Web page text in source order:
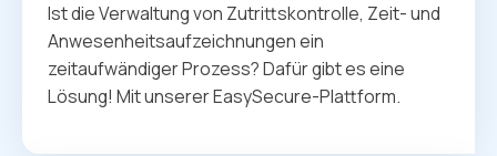
Ist die Verwaltung von Zutrittskontrolle, Zeit- und
Anwesenheitsaufzeichnungen ein
zeitaufwändiger Prozess? Dafür gibt es eine
Lösung! Mit unserer EasySecure-Plattform.